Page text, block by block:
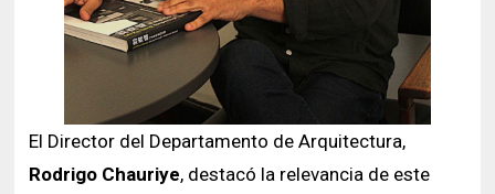
El Director del Departamento de Arquitectura,
Rodrigo Chauriye, destacó la relevancia de este